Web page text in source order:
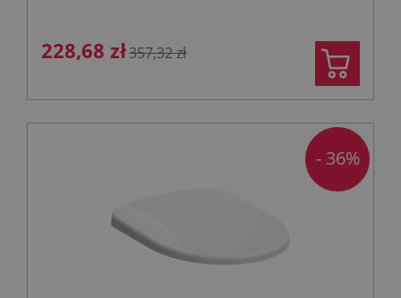
228,68 zł357,32 zł
- 36%